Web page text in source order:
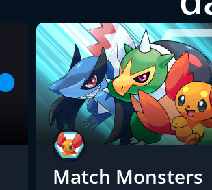
Match Monsters